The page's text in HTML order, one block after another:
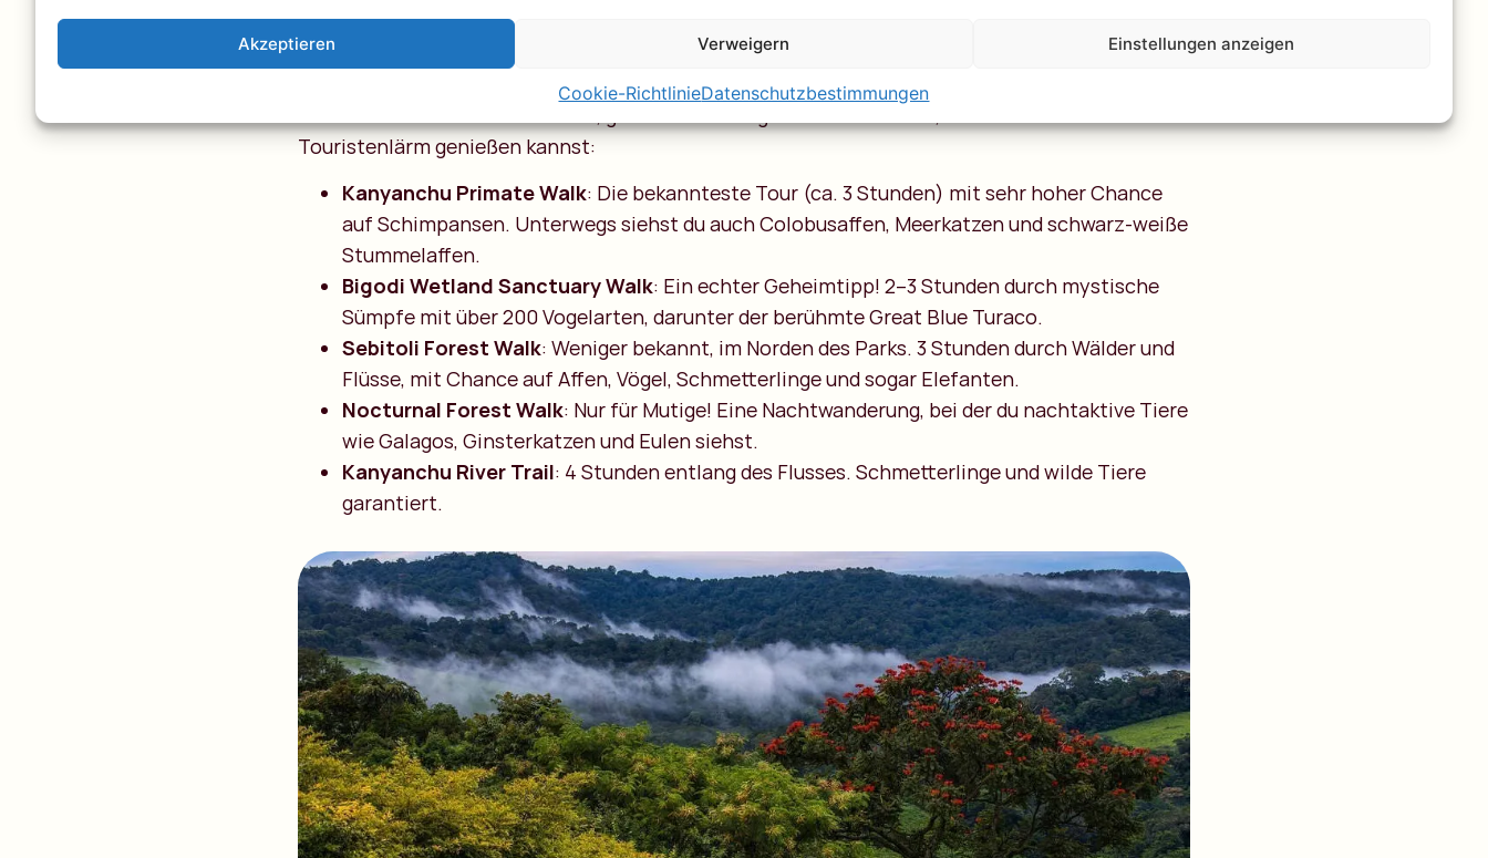
Akzeptieren Verweigern Einstellungen anzeigen
Cookie-RichtlinieDatenschutzbestimmungen
Der Star hier: Schimpansen! Diese intelligenten Menschenaffen triffst du im Kibale Park. Ein
Ranger begleitet dich und erklärt alles über diese faszinierenden Tiere.
Touristenlärm genießen kannst:
Kanyanchu Primate Walk: Die bekannteste Tour (ca. 3 Stunden) mit sehr hoher Chance
auf Schimpansen. Unterwegs siehst du auch Colobusaffen, Meerkatzen und schwarz-weiße
Stummelaffen.
Bigodi Wetland Sanctuary Walk: Ein echter Geheimtipp! 2–3 Stunden durch mystische
Sümpfe mit über 200 Vogelarten, darunter der berühmte Great Blue Turaco.
Sebitoli Forest Walk: Weniger bekannt, im Norden des Parks. 3 Stunden durch Wälder und
Flüsse, mit Chance auf Affen, Vögel, Schmetterlinge und sogar Elefanten.
Nocturnal Forest Walk: Nur für Mutige! Eine Nachtwanderung, bei der du nachtaktive Tiere
wie Galagos, Ginsterkatzen und Eulen siehst.
Kanyanchu River Trail: 4 Stunden entlang des Flusses. Schmetterlinge und wilde Tiere
garantiert.